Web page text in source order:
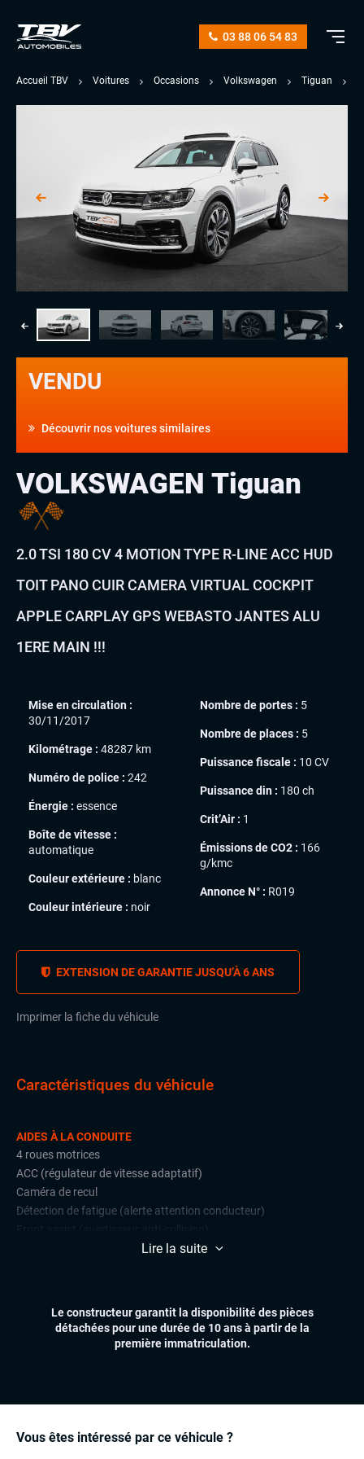
03 88 06 54 83
Accueil TBV Voitures Occasions Volkswagen Tiguan
VENDU
Découvrir nos voitures similaires
VOLKSWAGEN Tiguan
2.0 TSI 180 CV 4 MOTION TYPE R-LINE ACC HUD
TOIT PANO CUIR CAMERA VIRTUAL COCKPIT
APPLE CARPLAY GPS WEBASTO JANTES ALU
1ERE MAIN !!!
Mise en circulation :
30/11/2017
Kilométrage : 48287 km
Numéro de police : 242
Énergie : essence
Boîte de vitesse :
automatique
Couleur extérieure : blanc
Couleur intérieure : noir
Nombre de portes : 5
Nombre de places : 5
Puissance fiscale : 10 CV
Puissance din : 180 ch
Crit’Air : 1
Émissions de CO2 : 166
g/kmc
Annonce N° : R019
EXTENSION DE GARANTIE JUSQU’À 6 ANS
Imprimer la fiche du véhicule
Vous êtes intéressé par ce véhicule ?
Caractéristiques du véhicule
AIDES À LA CONDUITE
4 roues motrices
ACC (régulateur de vitesse adaptatif)
Caméra de recul
Détection de fatigue (alerte attention conducteur)
Lane assist (maintien de voie)
Régulateur et limiteur de vitesse
Hayon électrique
Lire la suite
Le constructeur garantit la disponibilité des pièces
détachées pour une durée de 10 ans à partir de la
première immatriculation.